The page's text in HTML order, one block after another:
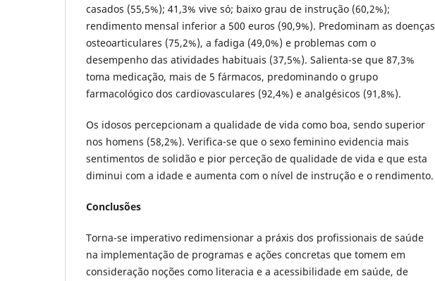
casados (55,5%); 41,3% vive só; baixo grau de instrução (60,2%);
rendimento mensal inferior a 500 euros (90,9%). Predominam as doenças
osteoarticulares (75,2%), a fadiga (49,0%) e problemas com o
desempenho das atividades habituais (37,5%). Salienta-se que 87,3%
toma medicação, mais de 5 fármacos, predominando o grupo
farmacológico dos cardiovasculares (92,4%) e analgésicos (91,8%).
Os idosos percepcionam a qualidade de vida como boa, sendo superior
nos homens (58,2%). Verifica-se que o sexo feminino evidencia mais
sentimentos de solidão e pior perceção de qualidade de vida e que esta
diminui com a idade e aumenta com o nível de instrução e o rendimento.
Conclusões
Torna-se imperativo redimensionar a práxis dos profissionais de saúde
na implementação de programas e ações concretas que tomem em
consideração noções como literacia e a acessibilidade em saúde, de